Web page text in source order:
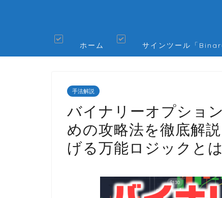
ホーム サインツール「
手法解説
バイナリーオプショ
めの攻略法を徹底解
げる万能ロジックとは